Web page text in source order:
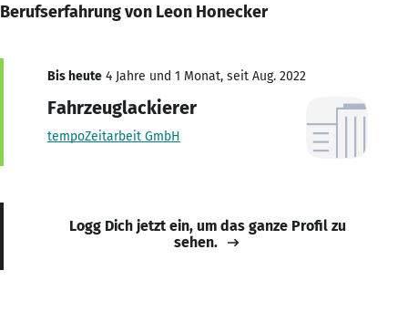
Berufserfahrung von Leon Honecker
Bis heute 4 Jahre und 1 Monat, seit Aug. 2022
Fahrzeuglackierer
tempoZeitarbeit GmbH
Logg Dich jetzt ein, um das ganze Profil zu
sehen.